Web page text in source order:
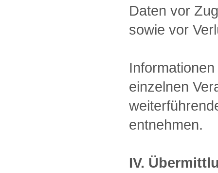
Daten vor
sowie vor
einzelnen
entnehmen.
IV.